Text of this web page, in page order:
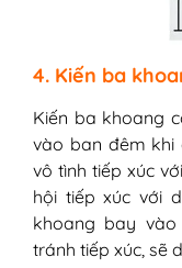
4. Kiến ba
Kiến ba khoang
vào ban đêm khi
vô tình tiếp xúc
hội tiếp xúc với
khoang bay
tránh tiếp xúc, sẽ